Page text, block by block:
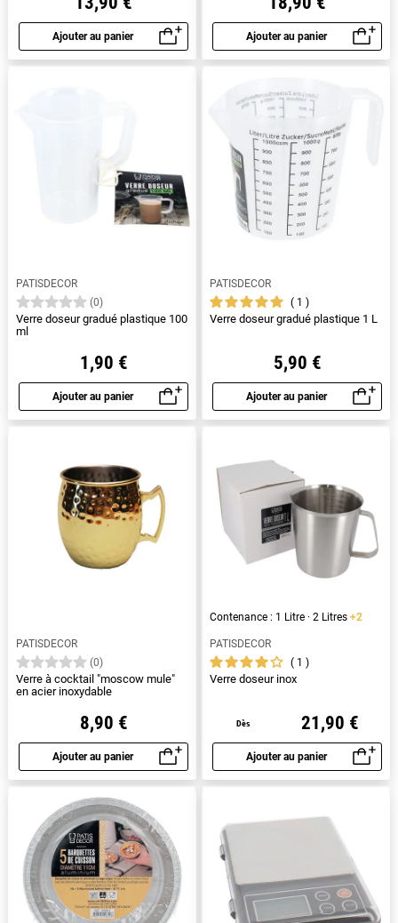
Ajouter au panier
Aperçu rapide
Ajouter au panier
Aperçu rapide
PATISDECOR
(0)
Verre doseur gradué plastique 100
ml
1,90 €
Ajouter au panier
Aperçu rapide
PATISDECOR
1
Verre doseur gradué plastique 1 L
5,90 €
Ajouter au panier
Aperçu rapide
PATISDECOR
(0)
Verre à cocktail "moscow mule"
en acier inoxydable
8,90 €
Ajouter au panier
Aperçu rapide
Contenance : 1 Litre · 2 Litres +2
PATISDECOR
1
Verre doseur inox
Dès 21,90 €
Ajouter au panier
Aperçu rapide